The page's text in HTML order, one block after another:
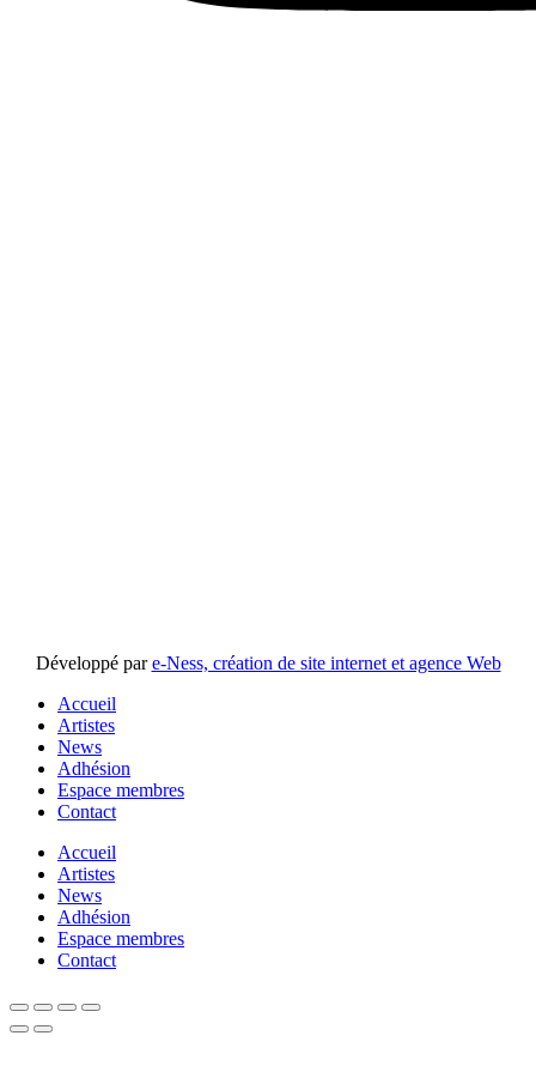
Développé pare-Ness, création de site internet et agence Web
Accueil
Artistes
News
Adhésion
Espace membres
Contact
Accueil
Artistes
News
Adhésion
Espace membres
Contact